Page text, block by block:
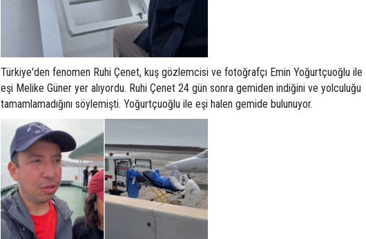
Türkiye'den fenomen Ruhi Çenet, kuş gözlemcisi ve fotoğrafçı Emin Yoğurtçuoğlu ile
eşi Melike Güner yer alıyordu. Ruhi Çenet 24 gün sonra gemiden indiğini ve yolculuğu
tamamlamadığını söylemişti. Yoğurtçuoğlu ile eşi halen gemide bulunuyor.